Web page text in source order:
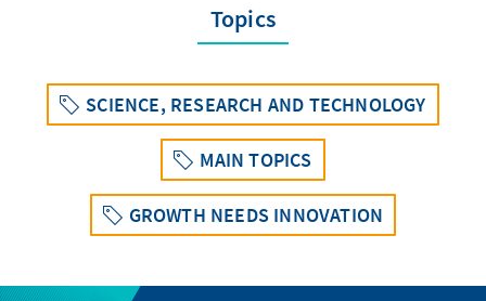
Topics
SCIENCE, RESEARCH AND TECHNOLOGY
MAIN TOPICS
GROWTH NEEDS INNOVATION